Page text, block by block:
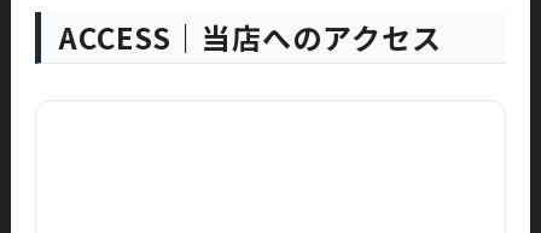
ACCESS｜当店へのアクセス